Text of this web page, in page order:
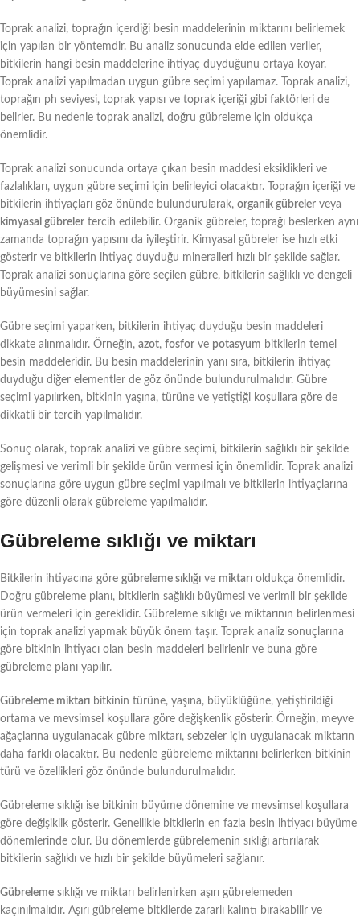
Toprak analizi, toprağın içerdiği besin maddelerinin miktarını belirlemek
için yapılan bir yöntemdir. Bu analiz sonucunda elde edilen veriler,
bitkilerin hangi besin maddelerine ihtiyaç duyduğunu ortaya koyar.
Toprak analizi yapılmadan uygun gübre seçimi yapılamaz. Toprak analizi,
toprağın ph seviyesi, toprak yapısı ve toprak içeriği gibi faktörleri de
belirler. Bu nedenle toprak analizi, doğru gübreleme için oldukça
önemlidir.
Toprak analizi sonucunda ortaya çıkan besin maddesi eksiklikleri ve
fazlalıkları, uygun gübre seçimi için belirleyici olacaktır. Toprağın içeriği ve
bitkilerin ihtiyaçları göz önünde bulundurularak, organik gübreler veya
kimyasal gübreler tercih edilebilir. Organik gübreler, toprağı beslerken aynı
zamanda toprağın yapısını da iyileştirir. Kimyasal gübreler ise hızlı etki
gösterir ve bitkilerin ihtiyaç duyduğu mineralleri hızlı bir şekilde sağlar.
Toprak analizi sonuçlarına göre seçilen gübre, bitkilerin sağlıklı ve dengeli
büyümesini sağlar.
Gübre seçimi yaparken, bitkilerin ihtiyaç duyduğu besin maddeleri
dikkate alınmalıdır. Örneğin, azot, fosfor ve potasyum bitkilerin temel
besin maddeleridir. Bu besin maddelerinin yanı sıra, bitkilerin ihtiyaç
duyduğu diğer elementler de göz önünde bulundurulmalıdır. Gübre
seçimi yapılırken, bitkinin yaşına, türüne ve yetiştiği koşullara göre de
dikkatli bir tercih yapılmalıdır.
Sonuç olarak, toprak analizi ve gübre seçimi, bitkilerin sağlıklı bir şekilde
gelişmesi ve verimli bir şekilde ürün vermesi için önemlidir. Toprak analizi
sonuçlarına göre uygun gübre seçimi yapılmalı ve bitkilerin ihtiyaçlarına
göre düzenli olarak gübreleme yapılmalıdır.
Gübreleme sıklığı ve miktarı
Bitkilerin ihtiyacına göre gübreleme sıklığı ve miktarı oldukça önemlidir.
Doğru gübreleme planı, bitkilerin sağlıklı büyümesi ve verimli bir şekilde
ürün vermeleri için gereklidir. Gübreleme sıklığı ve miktarının belirlenmesi
için toprak analizi yapmak büyük önem taşır. Toprak analiz sonuçlarına
göre bitkinin ihtiyacı olan besin maddeleri belirlenir ve buna göre
gübreleme planı yapılır.
Gübreleme miktarı bitkinin türüne, yaşına, büyüklüğüne, yetiştirildiği
ortama ve mevsimsel koşullara göre değişkenlik gösterir. Örneğin, meyve
ağaçlarına uygulanacak gübre miktarı, sebzeler için uygulanacak miktarın
daha farklı olacaktır. Bu nedenle gübreleme miktarını belirlerken bitkinin
türü ve özellikleri göz önünde bulundurulmalıdır.
Gübreleme sıklığı ise bitkinin büyüme dönemine ve mevsimsel koşullara
göre değişiklik gösterir. Genellikle bitkilerin en fazla besin ihtiyacı büyüme
dönemlerinde olur. Bu dönemlerde gübrelemenin sıklığı artırılarak
bitkilerin sağlıklı ve hızlı bir şekilde büyümeleri sağlanır.
Gübreleme sıklığı ve miktarı belirlenirken aşırı gübrelemeden
kaçınılmalıdır. Aşırı gübreleme bitkilerde zararlı kalıntı bırakabilir ve